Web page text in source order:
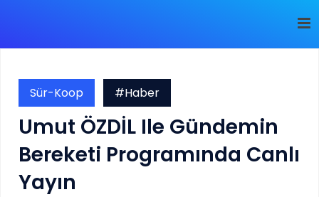
Sür-Koop #Haber
Umut ÖZDİL Ile Gündemin
Bereketi Programında Canlı
Yayın